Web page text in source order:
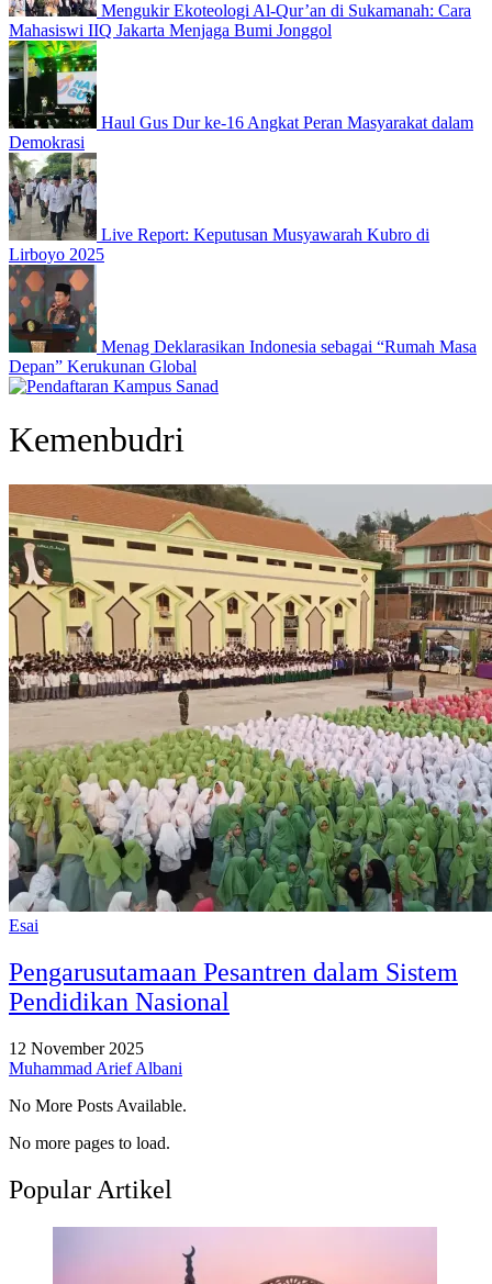
Mengukir Ekoteologi Al-Qur’an di Sukamanah: Cara
Mahasiswi IIQ Jakarta Menjaga Bumi Jonggol
Haul Gus Dur ke-16 Angkat Peran Masyarakat dalam
Demokrasi
Live Report: Keputusan Musyawarah Kubro di
Lirboyo 2025
Menag Deklarasikan Indonesia sebagai “Rumah Masa
Depan” Kerukunan Global
Kemenbudri
Esai
Pengarusutamaan Pesantren dalam Sistem
Pendidikan Nasional
12 November 2025
Muhammad Arief Albani
No More Posts Available.
No more pages to load.
Popular Artikel